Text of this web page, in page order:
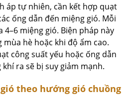
áp tự nhiên, cần kết hợp quạt
ống dẫn đến miệng gió. Mỗi
miệng gió. Biện pháp này
hè hoặc khi độ ẩm cao.
công suất yếu hoặc ống dẫn
ra sẽ bị suy giảm mạnh.
theo hướng gió chuồng